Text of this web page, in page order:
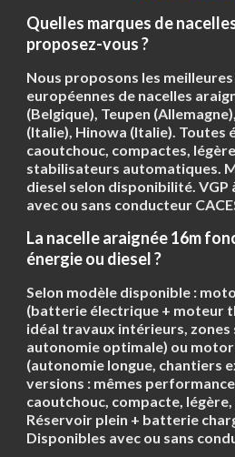
Quelles marques de
proposez-vous ?
Nous proposons les
européennes de nacelles
(Belgique), Teupen (Allemagne),
(Italie), Hinowa (Italie). Toutes
caoutchouc, compactes,
stabilisateurs automatiques.
diesel selon disponibilité. VGP
avec ou sans conducteur
La nacelle araignée 16m
énergie ou diesel ?
Selon modèle disponible :
(batterie électrique + moteur
idéal travaux intérieurs, zones
autonomie optimale) ou
(autonomie longue, chantiers
versions : mêmes
caoutchouc, compacte,
Réservoir plein + batterie
Disponibles avec ou sans